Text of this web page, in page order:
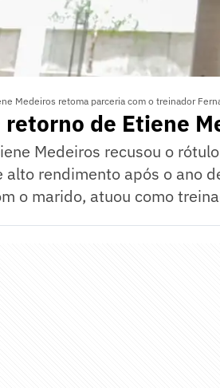
Medeiros retoma parceria com o treinador
retorno de Etiene
Medeiros recusou o
alto rendimento após o ano
o marido, atuou como